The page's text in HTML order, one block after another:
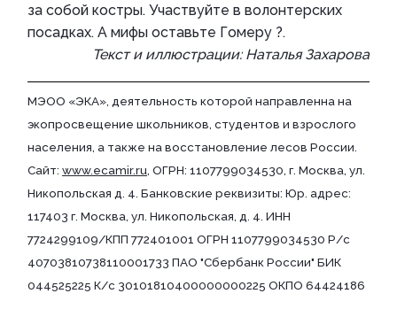
за собой костры. Участвуйте в волонтерских
посадках. А мифы оставьте Гомеру ?.
Текст и иллюстрации: Наталья Захарова
МЭОО «ЭКА», деятельность которой направленна на
экопросвещение школьников, студентов и взрослого
населения, а также на восстановление лесов России.
Cайт: www.ecamir.ru , ОГРН: 1107799034530, г. Москва, ул.
Никопольская д. 4. Банковские реквизиты: Юр. адрес:
117403 г. Москва, ул. Никопольская, д. 4. ИНН
7724299109/КПП 772401001 ОГРН 1107799034530 Р/с
40703810738110001733 ПАО "Сбербанк России" БИК
044525225 К/с 30101810400000000225 ОКПО 64424186